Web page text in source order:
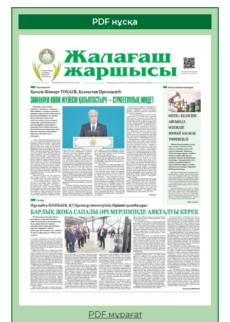
06.08.2026
41 0
ҚҰРЫЛТАЙ САЙЛАУЫ – БОЛАШАҚҚА
БАСТАР ЖАУАПТЫ ТАҢДАУ
06.08.2026
Инфекциялық ауруларға қарсы иммундау
жұмыстарының тиімділігі
06.08.2026
46
Көкжөтел ауруы туралы
06.08.2026
42
АПВ вакцинасы туралы мәлімет
06.08.2026
41
Open Air: Қызылорда облысы полиция
департаменті 20 мыңнан астам
көрерменнің қауіпсіздігін қамтамасыз етті
06.08.2026
55
ҚЫЗЫЛОРДАДА «САНАЛЫ ҰРПАҚ –
ЖАРҚЫН БОЛАШАҚ» АТТЫ КЕҢЕЙТІЛГЕН
МӘЖІЛІС ӨТТІ
05.08.2026
55
Қазақстан Орталық Азиядағы көшуге ең
PDF нұсқа
PDF мұрағат